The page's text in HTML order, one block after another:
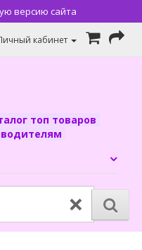
версию сайта
кабинет
топ товаров
×